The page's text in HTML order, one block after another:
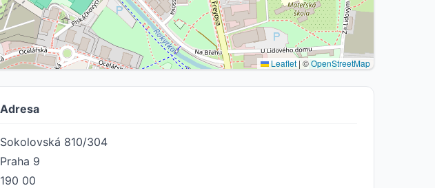
Leaflet | ©OpenStreetMap
Adresa
Sokolovská 810/304
Praha 9
190 00